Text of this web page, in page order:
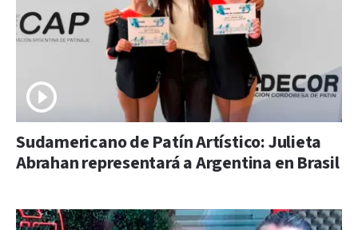
Sudamericano de Patín Artístico: Julieta
Abrahan representará a Argentina en Brasil